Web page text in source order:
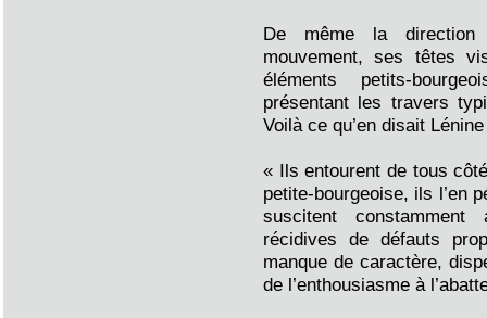
De même la direction
mouvement, ses têtes
éléments petits-
présentant les travers
Voilà ce qu’en disait
« Ils entourent de tous
petite-bourgeoise, ils l’en
suscitent
récidives de défauts
manque de caractère,
de l’enthousiasme à